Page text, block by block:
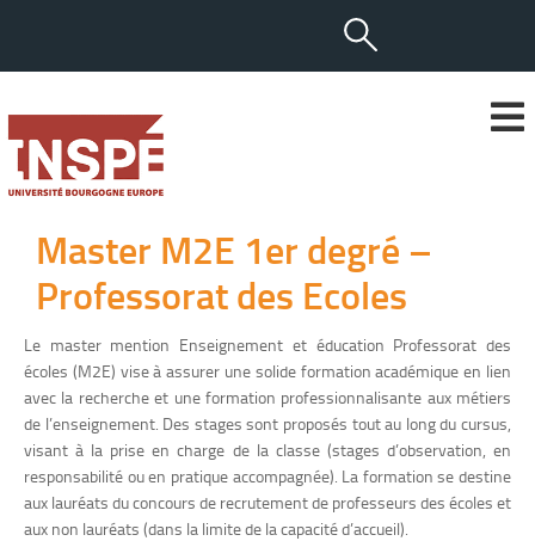
Master M2E 1er degré –
Professorat des Ecoles
Le master mention Enseignement et éducation Professorat des
écoles (M2E) vise à assurer une solide formation académique en lien
avec la recherche et une formation professionnalisante aux métiers
de l’enseignement. Des stages sont proposés tout au long du cursus,
visant à la prise en charge de la classe (stages d’observation, en
responsabilité ou en pratique accompagnée). La formation se destine
aux lauréats du concours de recrutement de professeurs des écoles et
aux non lauréats (dans la limite de la capacité d’accueil).